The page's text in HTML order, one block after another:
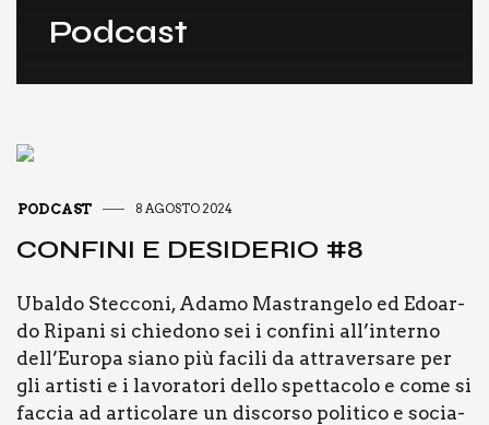
Podcast
PODCAST 8 AGOSTO 2024
CON­FI­NI E DESI­DE­RIO #8
Ubal­do Stec­co­ni, Ada­mo Mastran­ge­lo ed Edoar­
do Ripa­ni si chie­do­no sei i con­fi­ni all’interno
dell’Europa sia­no più faci­li da attra­ver­sa­re per
gli arti­sti e i lavo­ra­to­ri del­lo spet­ta­co­lo e come si
fac­cia ad arti­co­la­re un discor­so poli­ti­co e socia­